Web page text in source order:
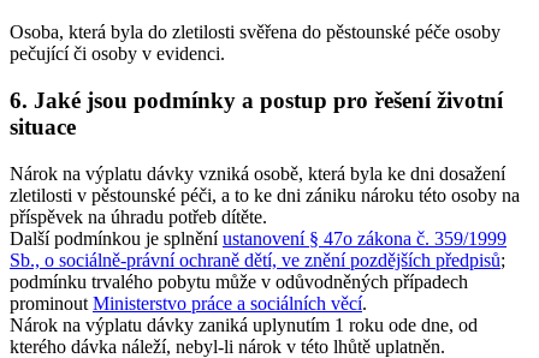
Osoba, která byla do zletilosti svěřena do pěstounské péče osoby
pečující či osoby v evidenci.
6. Jaké jsou podmínky a postup pro řešení životní
situace
Nárok na výplatu dávky vzniká osobě, která byla ke dni dosažení
zletilosti v pěstounské péči, a to ke dni zániku nároku této osoby na
příspěvek na úhradu potřeb dítěte.
Další podmínkou je splněníustanovení § 47o zákona č. 359/1999
Sb., o sociálně-právní ochraně dětí, ve znění pozdějších předpisů;
podmínku trvalého pobytu může v odůvodněných případech
prominout Ministerstvo práce a sociálních věcí.
Nárok na výplatu dávky zaniká uplynutím 1 roku ode dne, od
kterého dávka náleží, nebyl-li nárok v této lhůtě uplatněn.